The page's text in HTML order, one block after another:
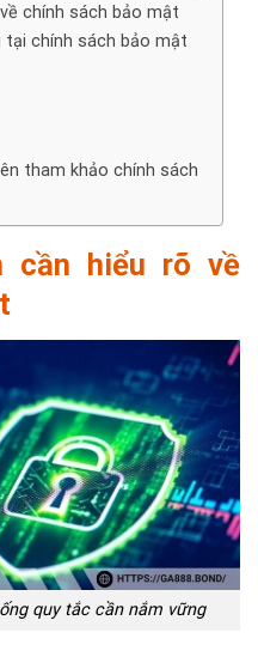
chính sách bảo mật
tại chính sách bảo mật
tham khảo chính sách
cần hiểu rõ về
quy tắc cần nắm vững